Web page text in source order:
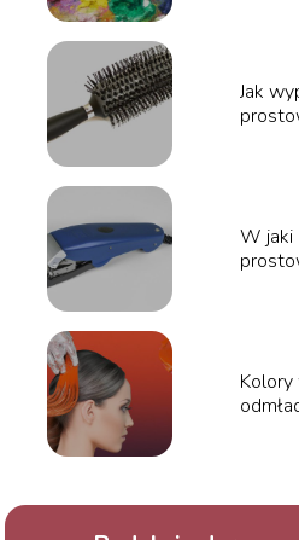
Jak
W jaki